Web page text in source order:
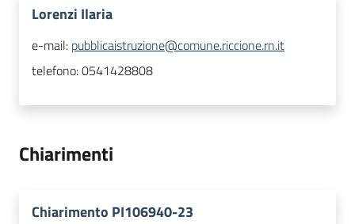
Lorenzi Ilaria
e-mail: pubblicaistruzione@comune.riccione.rn.it
telefono:0541428808
Chiarimenti
Chiarimento PI106940-23